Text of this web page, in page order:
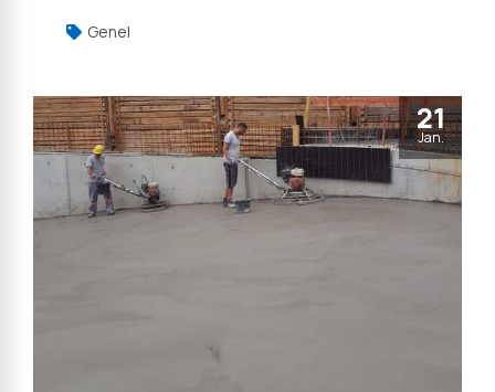
Genel
industrieboden.de
21
Jan.